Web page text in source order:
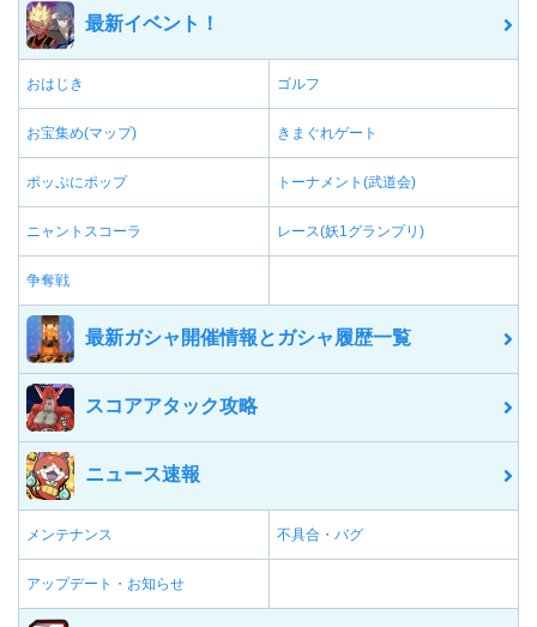
最新イベント！
おはじき ゴルフ
お宝集め(マップ) きまぐれゲート
ポッぷにポップ トーナメント(武道会)
ニャントスコーラ レース(妖1グランプリ)
争奪戦
最新ガシャ開催情報とガシャ履歴一覧
スコアアタック攻略
ニュース速報
メンテナンス 不具合・バグ
アップデート・お知らせ